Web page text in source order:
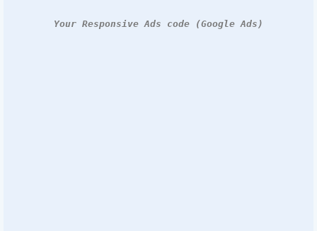
Your Responsive Ads code (Google Ads)